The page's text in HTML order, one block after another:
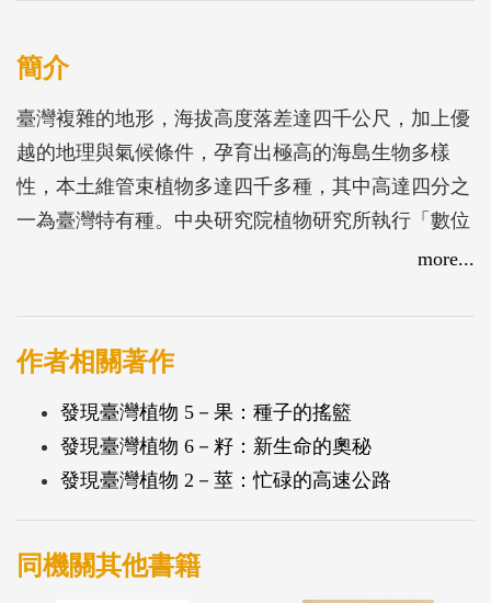
簡介
臺灣複雜的地形，海拔高度落差達四千公尺，加上優
越的地理與氣候條件，孕育出極高的海島生物多樣
性，本土維管束植物多達四千多種，其中高達四分之
一為臺灣特有種。中央研究院植物研究所執行「數位
典藏國家型科技計畫：臺灣本土植物數位典藏計
「臺灣本土植物資料庫」建置。
灣植物」則將「臺灣本土植物資料庫」加值，轉化成
一般社會大眾均能檢索查詢使用；使該資料庫成為教
師教學的輔助教材，以及學童進階學習的參考資料
庫。為紮根植物科普教育，使國人有系統的認識本土
植物，本計畫同時以國小中、高年級學生為對象，產
more...
作者相關著作
發現臺灣植物 5－果：種子的搖籃
發現臺灣植物 6－籽：新生命的奧秘
發現臺灣植物 2－莖：忙碌的高速公路
同機關其他書籍